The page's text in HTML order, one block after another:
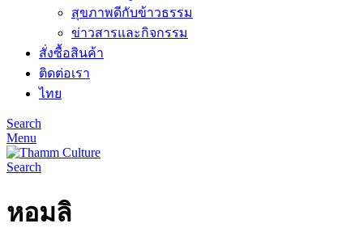
สุขภาพดีกับข้าวธรรม
ข่าวสารและกิจกรรม
สั่งซื้อสินค้า
ติดต่อเรา
ไทย
Search
Menu
Search
หอมลิ